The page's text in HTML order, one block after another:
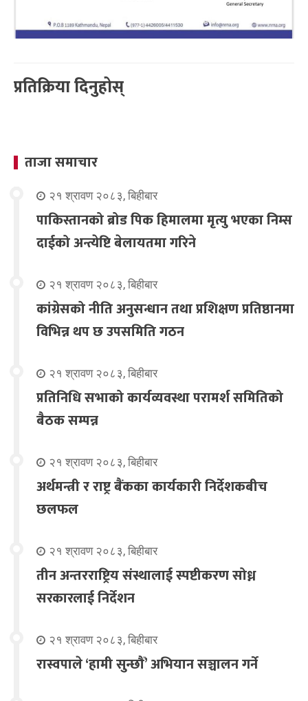
प्रतिक्रिया दिनुहोस्
ताजा समाचार
२१ श्रावण २०८३, बिहीबार
पाकिस्तानको ब्रोड पिक हिमालमा मृत्यु भएका निम्स
दाईको अन्त्येष्टि बेलायतमा गरिने
२१ श्रावण २०८३, बिहीबार
कांग्रेसको नीति अनुसन्धान तथा प्रशिक्षण प्रतिष्ठानमा
विभिन्न थप छ उपसमिति गठन
२१ श्रावण २०८३, बिहीबार
प्रतिनिधि सभाको कार्यव्यवस्था परामर्श समितिको
बैठक सम्पन्न
२१ श्रावण २०८३, बिहीबार
अर्थमन्त्री र राष्ट्र बैंकका कार्यकारी निर्देशकबीच
छलफल
२१ श्रावण २०८३, बिहीबार
तीन अन्तरराष्ट्रिय संस्थालाई स्पष्टीकरण सोध्न
सरकारलाई निर्देशन
२१ श्रावण २०८३, बिहीबार
रास्वपाले ‘हामी सुन्छौँ’ अभियान सञ्चालन गर्ने